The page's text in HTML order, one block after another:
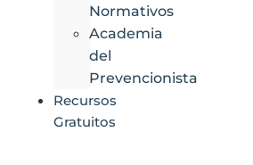
Normativos
Academia
del
Prevencionista
Recursos
Gratuitos